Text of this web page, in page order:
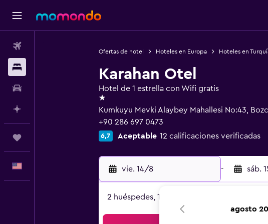
Ofertas de hotel Hoteles en Europa Hoteles en
Karahan Otel
Hotel de 1 estrella con Wifi gratis
1 estrella
Kumkuyu Mevki Alaybey Mahallesi No:43,
+90 286 697 0473
6,7 Aceptable 12 calificaciones verificadas
vie. 14/8 - sáb.
2 huéspedes, 1 habitación
agosto